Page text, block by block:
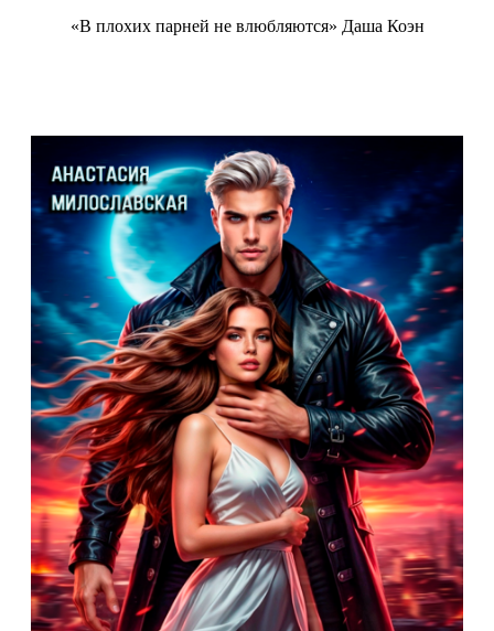
«В плохих парней не влюбляются» Даша Коэн